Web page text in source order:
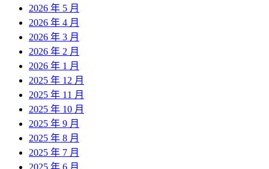
2026 年 5 月
2026 年 4 月
2026 年 3 月
2026 年 2 月
2026 年 1 月
2025 年 12 月
2025 年 11 月
2025 年 10 月
2025 年 9 月
2025 年 8 月
2025 年 7 月